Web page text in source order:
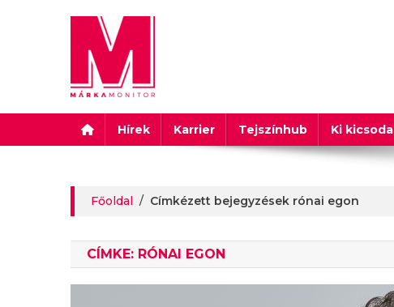
Márkamonitor
Hírek Karrier Tejszínhub Ki kicsoda
Főoldal / Címkézett bejegyzések rónai egon
CÍMKE: RÓNAI EGON